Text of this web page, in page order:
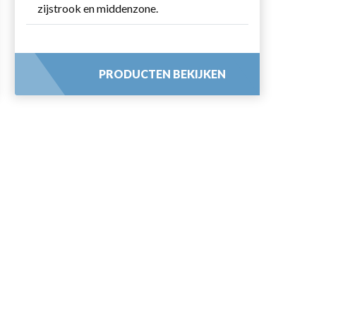
zijstrook en middenzone.
PRODUCTEN BEKIJKEN